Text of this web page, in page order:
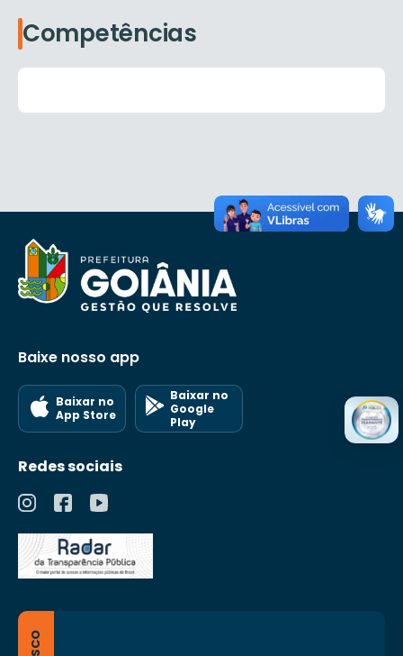
Competências
Baixe nosso app
Baixar no
App Store
Baixar no
Google
Play
Redes sociais